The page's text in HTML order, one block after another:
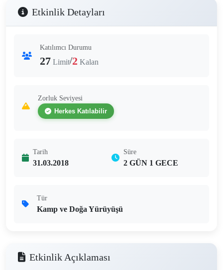
Etkinlik Detayları
Katılımcı Durumu
27 Limit/2 Kalan
Zorluk Seviyesi
Herkes Katılabilir
Tarih
31.03.2018
Süre
2 GÜN 1 GECE
Tür
Kamp ve Doğa Yürüyüşü
Etkinlik Açıklaması